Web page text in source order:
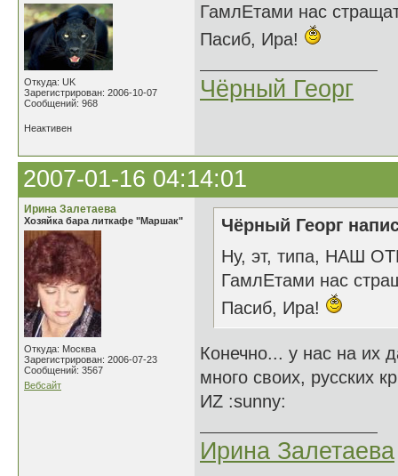
Откуда: UK
Зарегистрирован: 2006-10-07
Сообщений: 968
ГамлЕтами нас
Пасиб, Ира!
Чёрный Георг
Неактивен
2007-01-16 04:14:01
Ирина Залетаева
Хозяйка бара литкафе "Маршак"
Откуда: Москва
Зарегистрирован: 2006-07-23
Сообщений: 3567
Вебсайт
Чёрный Георг
Ну, эт, типа, НАШ
ГамлЕтами нас
Пасиб, Ира!
Конечно... у нас на их
много своих, русских
ИZ :sunny:
Ирина Залетаева